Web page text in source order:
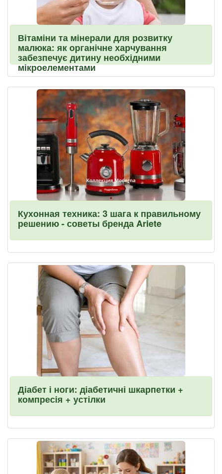
Вітаміни та мінерали для розвитку
малюка: як органічне харчування
забезпечує дитину необхідними
мікроелементами
Кухонная техника: 3 шага к правильному
решению - советы бренда Ariete
Діабет і ноги: діабетичні шкарпетки +
компресія + устілки